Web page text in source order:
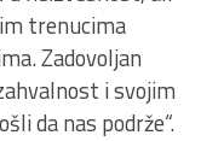
trenucima
Zadovoljan
i svojim
da nas podrže“.